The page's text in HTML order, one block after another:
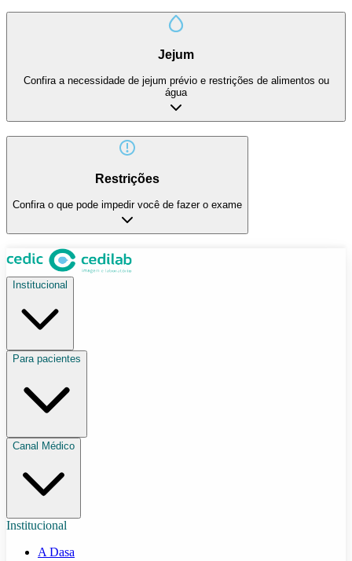
Jejum
Confira a necessidade de jejum prévio e restrições de alimentos ou
água
Restrições
Confira o que pode impedir você de fazer o exame
Institucional
Para pacientes
Canal Médico
Institucional
A Dasa